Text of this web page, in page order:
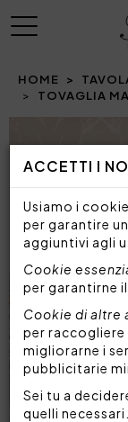
ACCETTI I
Usiamo i
per garantire
aggiuntivi agli
Cookie
per garantirne
Cookie di altre
per
migliorarne i
pubblicitarie
Sei tu a
quelli
MENU
HOME
TOVAGLIA
Prev